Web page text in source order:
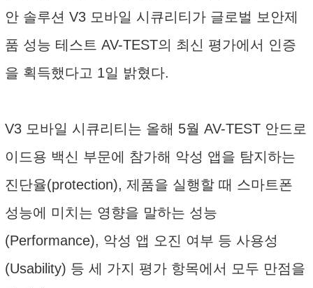
안 솔루션 V3 모바일 시큐리티가 글로벌 보안제
품 성능 테스트 AV-TEST의 최신 평가에서 인증
을 획득했다고 1일 밝혔다.
V3 모바일 시큐리티는 올해 5월 AV-TEST 안드로
이드용 백신 부문에 참가해 악성 앱을 탐지하는
진단율(protection), 제품을 실행할 때 스마트폰
성능에 미치는 영향을 말하는 성능
(Performance), 악성 앱 오진 여부 등 사용성
(Usability) 등 세 가지 평가 항목에서 모두 만점을